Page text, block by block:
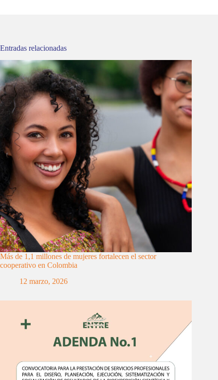
Entradas relacionadas
Más de 1,1 millones de mujeres fortalecen el sector
cooperativo en Colombia
12 marzo, 2026